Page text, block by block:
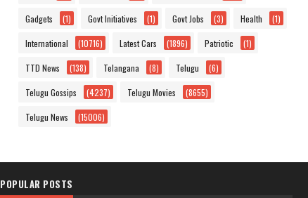
Gadgets (1) Govt Initiatives (1) Govt Jobs (3) Health (1)
International (10716) Latest Cars (1896) Patriotic (1)
TTD News (138) Telangana (8) Telugu (6)
Telugu Gossips (4237) Telugu Movies (8655)
Telugu News (15006)
POPULAR POSTS